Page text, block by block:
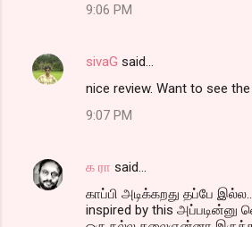
9:06 PM
sivaG said…
nice review. Want to see
9:07 PM
க ரா said…
காப்பி அடிக்கறது தப்பே
inspired by this